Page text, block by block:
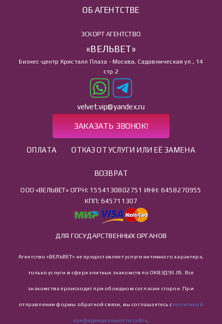
ОБ АГЕНТСТВЕ
ЭСКОРТ АГЕНТСТВО
«ВЕЛЬВЕТ»
Бизнес-центр Кристалл Плаза - Москва, Садовническая ул., 14
стр.2
velvet.vip@yandex.ru
ЗАКАЗАТЬ ЗВОНОК!
ОПЛАТА ОТКАЗ ОТ УСЛУГИ ИЛИ ЕЁ ЗАМЕНА
ВОЗВРАТ
ООО «ВЕЛЬВЕТ» ОГРН: 1554130802751 ИНН: 6458270955
КПП: 645711307
ДЛЯ ГОСУДАРСТВЕННЫХ ОРГАНОВ
Агентство «ВЕЛЬВЕТ» не предоставляет услуги интимного характера,
только услуги в сфере элитных знакомств по ОКВЭД 93.05. Все
знакомства происходят при обоюдном согласии сторон. При
отправлении формы обратной связи, вы соглашаетесь с политикой
конфиденциальности сайта